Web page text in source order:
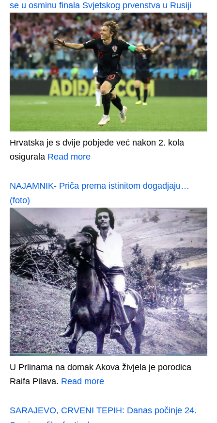
se u osminu finala Svjetskog prvenstva u Rusiji
Hrvatska je s dvije pobjede već nakon 2. kola
osigurala Read more
NAJAMNIK- Priča prema istinitom dogadjaju…
(foto)
U Prlinama na domak Akova živjela je porodica
Raifa Pilava. Read more
SARAJEVO, CRVENI TEPIH: Danas počinje 24.